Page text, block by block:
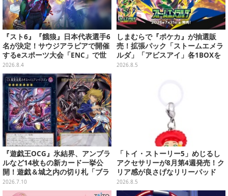
『スト6』『餓狼』日本代表選手6
名が決定！サウジアラビアで開催
するeスポーツ大会「ENC」で世
界に挑む
2026.8.4
しまむらで『ポケカ』が抽選販
売！拡張パック「ストームエメラ
ルダ」「アビスアイ」各1BOXを
ラインナップ
2026.8.5
『遊戯王OCG』氷結界、アンブラ
ルなど14枚もの新カード一挙公
開！遊戯＆城之内の切り札「ブラ
ック・デーモンズ・ドラゴン」も
新たな装いで登場
2026.7.10
「トイ・ストーリー5」めじるし
アクセサリーが8月第4週発売！ク
リア感が良さげなリリーパッド
や、ジェシーなど全5種ラインナ
ップ
2026.8.5